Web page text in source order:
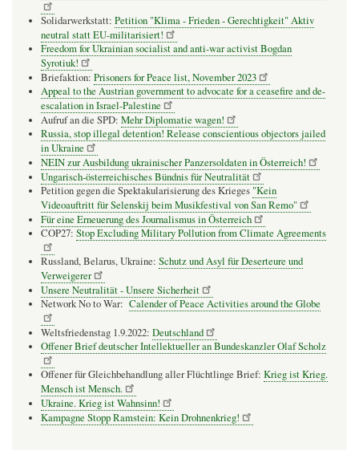
Solidarwerkstatt: Petition "Klima - Frieden - Gerechtigkeit" Aktiv
neutral statt EU-militarisiert!
Freedom for Ukrainian socialist and anti-war activist Bogdan
Syrotiuk!
Briefaktion: Prisoners for Peace list, November 2023
Appeal to the Austrian government to advocate for a ceasefire and de-
escalation in Israel-Palestine
Aufruf an die SPD: Mehr Diplomatie wagen!
Russia, stop illegal detention! Release conscientious objectors jailed
in Ukraine
NEIN zur Ausbildung ukrainischer Panzersoldaten in Österreich!
Ungarisch-österreichisches Bündnis für Neutralität
Petition gegen die Spektakularisierung des Krieges "Kein
Videoauftritt für Selenskij beim Musikfestival von San Remo"
Für eine Erneuerung des Journalismus in Österreich
COP27: Stop Excluding Military Pollution from Climate Agreements
Russland, Belarus, Ukraine: Schutz und Asyl für Deserteure und
Verweigerer
Unsere Neutralität - Unsere Sicherheit
Network No to War: Calender of Peace Activities around the Globe
Weltsfriedenstag 1.9.2022: Deutschland
Offener Brief deutscher Intellektueller an Bundeskanzler Olaf Scholz
Offener für Gleichbehandlung aller Flüchtlinge Brief: Krieg ist Krieg.
Mensch ist Mensch.
Ukraine. Krieg ist Wahnsinn!
Kampagne Stopp Ramstein: Kein Drohnenkrieg!